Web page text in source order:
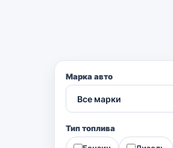
Марка авто
Тип топлива